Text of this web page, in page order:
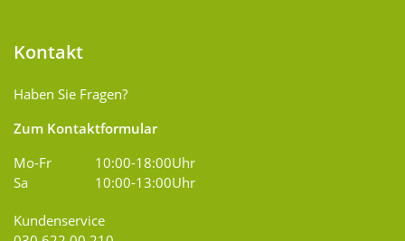
Kontakt
Haben Sie Fragen?
Zum Kontaktformular
Mo-Fr
10:00-18:00Uhr
Sa
10:00-13:00Uhr
Kundenservice